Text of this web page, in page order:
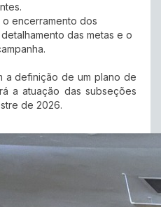
o encerramento dos
das metas e o
a definição de um plano de
a atuação das subseções
de 2026.